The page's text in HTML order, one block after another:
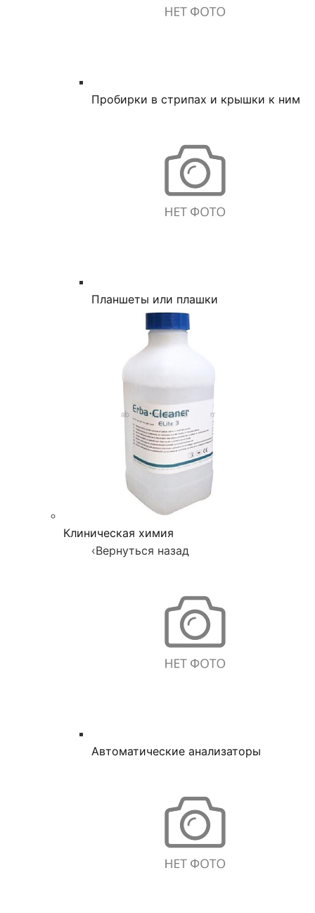
Пробирки в стрипах и крышки к ним
Планшеты или плашки
Клиническая химия
‹Вернуться назад
Автоматические анализаторы